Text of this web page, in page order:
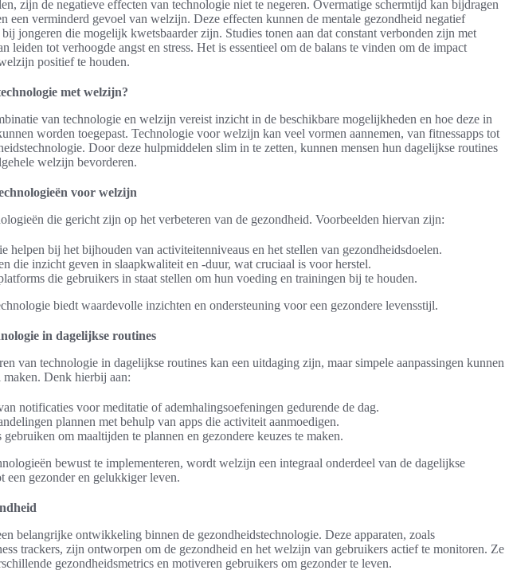
zijn de negatieve effecten van technologie niet te negeren. Overmatige schermtijd kan bijdragen
een verminderd gevoel van welzijn. Deze effecten kunnen de mentale gezondheid negatief
jongeren die mogelijk kwetsbaarder zijn. Studies tonen aan dat constant verbonden zijn met
leiden tot verhoogde angst en stress. Het is essentieel om de balans te vinden om de impact
positief te houden.
met welzijn?
van technologie en welzijn vereist inzicht in de beschikbare mogelijkheden en hoe deze in
worden toegepast. Technologie voor welzijn kan veel vormen aannemen, van fitnessapps tot
Door deze hulpmiddelen slim in te zetten, kunnen mensen hun dagelijkse routines
welzijn bevorderen.
voor welzijn
die gericht zijn op het verbeteren van de gezondheid. Voorbeelden hiervan zijn:
helpen bij het bijhouden van activiteitenniveaus en het stellen van gezondheidsdoelen.
die inzicht geven in slaapkwaliteit en -duur, wat cruciaal is voor herstel.
die gebruikers in staat stellen om hun voeding en trainingen bij te houden.
biedt waardevolle inzichten en ondersteuning voor een gezondere levensstijl.
in dagelijkse routines
van technologie in dagelijkse routines kan een uitdaging zijn, maar simpele aanpassingen kunnen
Denk hierbij aan:
notificaties voor meditatie of ademhalingsoefeningen gedurende de dag.
plannen met behulp van apps die activiteit aanmoedigen.
gebruiken om maaltijden te plannen en gezondere keuzes te maken.
bewust te implementeren, wordt welzijn een integraal onderdeel van de dagelijkse
een gezonder en gelukkiger leven.
belangrijke ontwikkeling binnen de gezondheidstechnologie. Deze apparaten, zoals
trackers, zijn ontworpen om de gezondheid en het welzijn van gebruikers actief te monitoren. Ze
gezondheidsmetrics en motiveren gebruikers om gezonder te leven.